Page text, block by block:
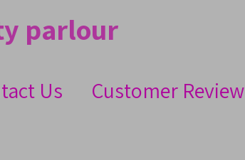
parlour
Us Customer Review